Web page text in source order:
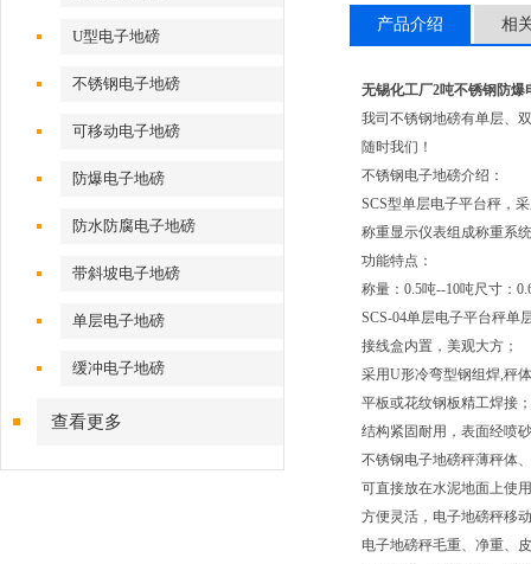
U型电子地磅
不锈钢电子地磅
可移动电子地磅
防爆电子地磅
防水防腐电子地磅
带斜坡电子地磅
单层电子地磅
缓冲电子地磅
查看更多
产品介绍 相
无锡化工厂2吨不锈钢防爆
我司不锈钢地磅有单层、
随时我们！
不锈钢电子地磅介绍：
SCS型单层电子平台秤，
称重显示仪表组成称重系
功能特点：
称量：0.5吨--10吨尺寸：
SCS-04单层电子平台秤
接线盒内置，美观大方；
采用U形冷弯型钢组焊,秤
平板或花纹钢板精工焊接
结构紧固耐用，表面经喷
不锈钢电子地磅秤薄秤体
可直接放在水泥地面上使
方便灵活，电子地磅秤移
电子地磅秤毛重、净重、